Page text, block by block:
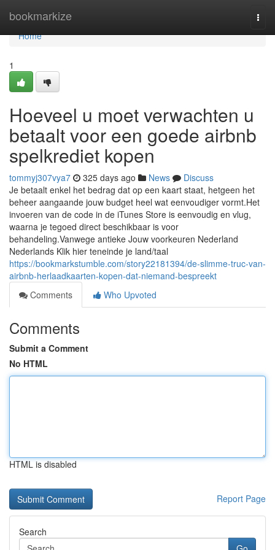
bookmarkize
Home
Home
1
Hoeveel u moet verwachten u
betaalt voor een goede airbnb
spelkrediet kopen
tommyj307vya7 325 days ago News
Discuss
Je betaalt enkel het bedrag dat op een kaart staat, hetgeen het
beheer aangaande jouw budget heel wat eenvoudiger vormt.Het
invoeren van de code in de iTunes Store is eenvoudig en vlug,
waarna je tegoed direct beschikbaar is voor
behandeling.Vanwege antieke Jouw voorkeuren Nederland
Nederlands Klik hier teneinde je land/taal
https://bookmarkstumble.com/story22181394/de-slimme-truc-van-
airbnb-herlaadkaarten-kopen-dat-niemand-bespreekt
Comments
Who Upvoted
Comments
Submit a Comment
No HTML
HTML is disabled
Report Page
Search